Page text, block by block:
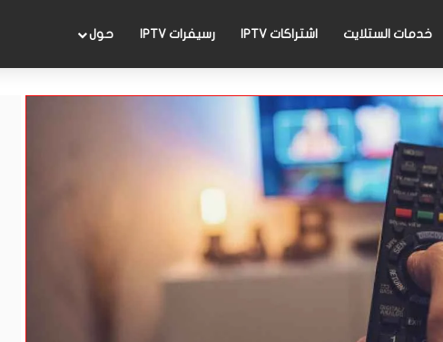
خدمات الستلايت اشتراكات IPTV رسيفرات IPTV حول